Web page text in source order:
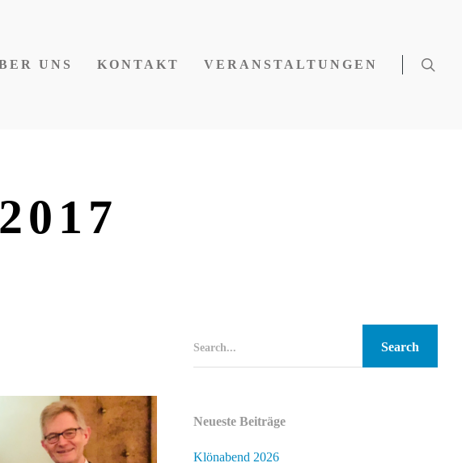
UNS KONTAKT VERANSTALTUNGEN
Search...
Neueste Beiträge
Klönabend 2026